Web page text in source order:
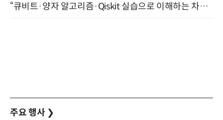
“큐비트·양자 알고리즘·Qiskit 실습으로 이해하는 차세대 컴퓨팅” (8/28)
주요 행사 ❯